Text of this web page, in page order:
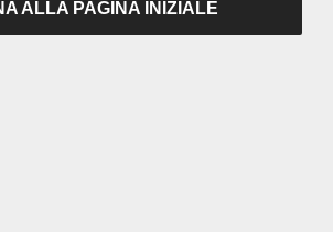
ALLA PAGINA INIZIALE